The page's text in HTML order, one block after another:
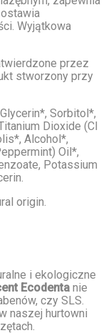
Wyjątkowa
przez
stworzony przy
Sorbitol*,
Dioxide (Cl
Alcohol*,
Oil*,
Potassium
origin.
i ekologiczne
Ecodenta nie
czy SLS.
naszej hurtowni